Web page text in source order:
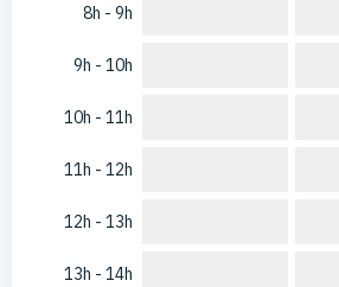
8h - 9h
9h - 10h
10h - 11h
11h - 12h
12h - 13h
13h - 14h